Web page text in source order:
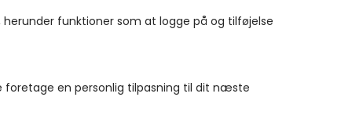
funktioner som at logge på og tilføjelse
foretage en personlig tilpasning til dit næste